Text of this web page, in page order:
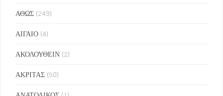
ΑΘΩΣ (249)
ΑΙΓΑΙΟ (4)
ΑΚΟΛΟΥΘΕΙΝ (2)
ΑΚΡΙΤΑΣ (50)